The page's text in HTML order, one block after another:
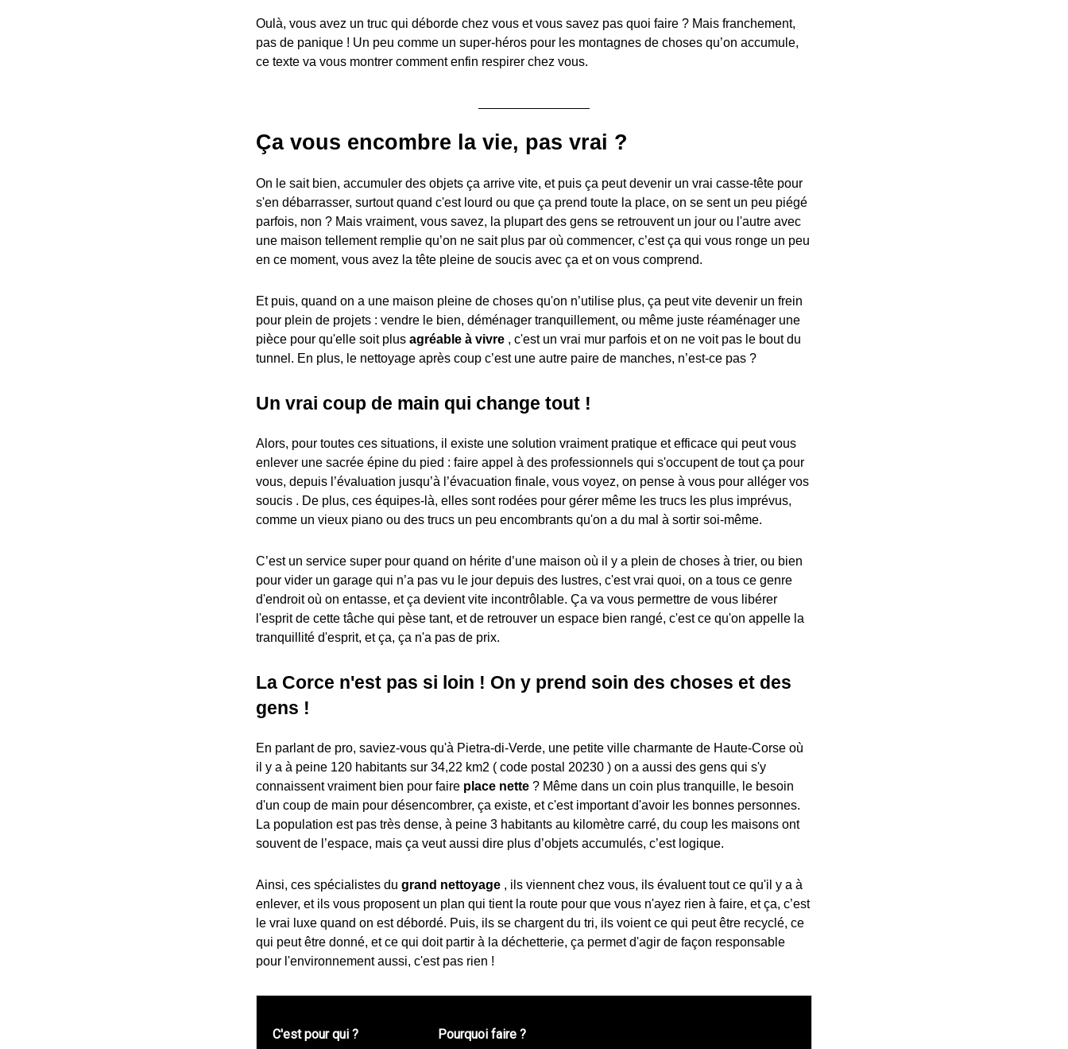
Oulà, vous avez un truc qui déborde chez vous et vous savez pas quoi faire ? Mais franchement,
pas de panique ! Un peu comme un super-héros pour les montagnes de choses qu’on accumule,
ce texte va vous montrer comment enfin respirer chez vous.
Ça vous encombre la vie, pas vrai ?
On le sait bien, accumuler des objets ça arrive vite, et puis ça peut devenir un vrai casse-tête pour
s'en débarrasser, surtout quand c'est lourd ou que ça prend toute la place, on se sent un peu piégé
parfois, non ? Mais vraiment, vous savez, la plupart des gens se retrouvent un jour ou l'autre avec
une maison tellement remplie qu’on ne sait plus par où commencer, c’est ça qui vous ronge un peu
en ce moment, vous avez la tête pleine de soucis avec ça et on vous comprend.
Et puis, quand on a une maison pleine de choses qu'on n’utilise plus, ça peut vite devenir un frein
pour plein de projets : vendre le bien, déménager tranquillement, ou même juste réaménager une
pièce pour qu'elle soit plus agréable à vivre , c'est un vrai mur parfois et on ne voit pas le bout du
tunnel. En plus, le nettoyage après coup c’est une autre paire de manches, n’est-ce pas ?
Un vrai coup de main qui change tout !
Alors, pour toutes ces situations, il existe une solution vraiment pratique et efficace qui peut vous
enlever une sacrée épine du pied : faire appel à des professionnels qui s'occupent de tout ça pour
vous, depuis l’évaluation jusqu’à l’évacuation finale, vous voyez, on pense à vous pour alléger vos
soucis . De plus, ces équipes-là, elles sont rodées pour gérer même les trucs les plus imprévus,
comme un vieux piano ou des trucs un peu encombrants qu'on a du mal à sortir soi-même.
C’est un service super pour quand on hérite d’une maison où il y a plein de choses à trier, ou bien
pour vider un garage qui n’a pas vu le jour depuis des lustres, c'est vrai quoi, on a tous ce genre
d'endroit où on entasse, et ça devient vite incontrôlable. Ça va vous permettre de vous libérer
l'esprit de cette tâche qui pèse tant, et de retrouver un espace bien rangé, c'est ce qu'on appelle la
tranquillité d'esprit, et ça, ça n'a pas de prix.
La Corce n'est pas si loin ! On y prend soin des choses et des
gens !
En parlant de pro, saviez-vous qu'à Pietra-di-Verde, une petite ville charmante de Haute-Corse où
il y a à peine 120 habitants sur 34,22 km2 ( code postal 20230 ) on a aussi des gens qui s'y
connaissent vraiment bien pour faire place nette ? Même dans un coin plus tranquille, le besoin
d'un coup de main pour désencombrer, ça existe, et c'est important d'avoir les bonnes personnes.
La population est pas très dense, à peine 3 habitants au kilomètre carré, du coup les maisons ont
souvent de l’espace, mais ça veut aussi dire plus d’objets accumulés, c’est logique.
Ainsi, ces spécialistes du grand nettoyage , ils viennent chez vous, ils évaluent tout ce qu'il y a à
enlever, et ils vous proposent un plan qui tient la route pour que vous n'ayez rien à faire, et ça, c’est
le vrai luxe quand on est débordé. Puis, ils se chargent du tri, ils voient ce qui peut être recyclé, ce
qui peut être donné, et ce qui doit partir à la déchetterie, ça permet d'agir de façon responsable
pour l'environnement aussi, c'est pas rien !
C'est pour qui ? Pourquoi faire ?